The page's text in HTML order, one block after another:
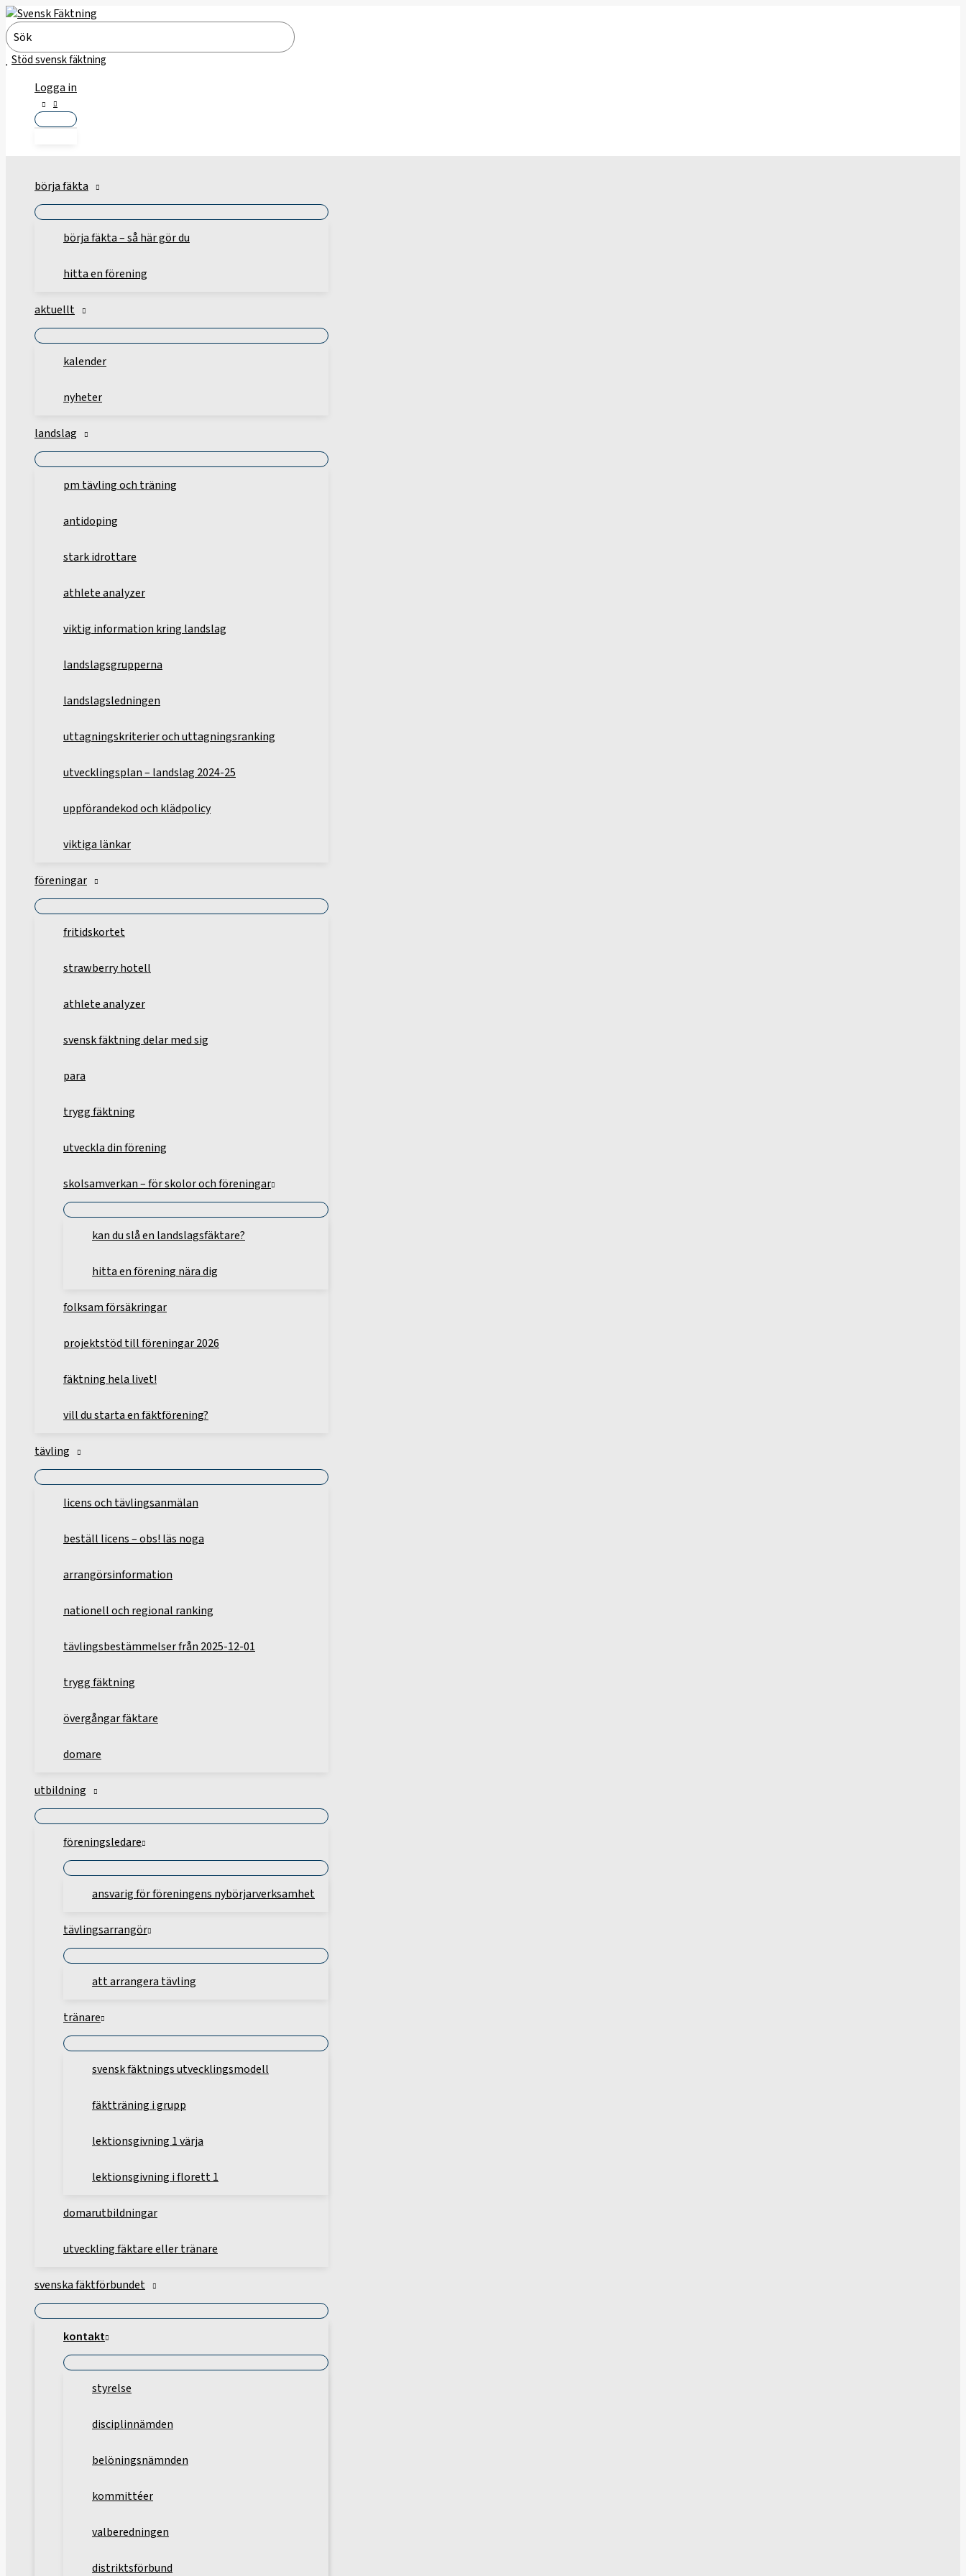
Hoppa
till
innehåll
Search
for:
Stöd svensk fäktning
Logga in
börja fäkta
börja fäkta – så här gör du
hitta en förening
aktuellt
kalender
nyheter
landslag
pm tävling och träning
antidoping
stark idrottare
athlete analyzer
viktig information kring landslag
landslagsgrupperna
landslagsledningen
uttagningskriterier och uttagningsranking
utvecklingsplan – landslag 2024-25
uppförandekod och klädpolicy
viktiga länkar
föreningar
fritidskortet
strawberry hotell
athlete analyzer
svensk fäktning delar med sig
para
trygg fäktning
utveckla din förening
skolsamverkan – för skolor och föreningar
kan du slå en landslagsfäktare?
hitta en förening nära dig
folksam försäkringar
projektstöd till föreningar 2026
fäktning hela livet!
vill du starta en fäktförening?
tävling
licens och tävlingsanmälan
beställ licens – obs! läs noga
arrangörsinformation
nationell och regional ranking
tävlingsbestämmelser från 2025-12-01
trygg fäktning
övergångar fäktare
domare
utbildning
föreningsledare
ansvarig för föreningens nybörjarverksamhet
tävlingsarrangör
att arrangera tävling
tränare
svensk fäktnings utvecklingsmodell
fäktträning i grupp
lektionsgivning 1 värja
lektionsgivning i florett 1
domarutbildningar
utveckling fäktare eller tränare
svenska fäktförbundet
kontakt
styrelse
disciplinnämden
belöningsnämnden
kommittéer
valberedningen
distriktsförbund